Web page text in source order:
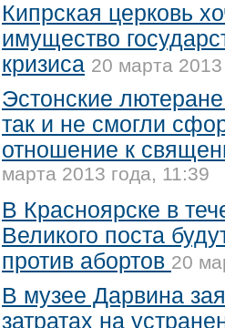
Кипрская церковь
имущество
кризиса 20 марта
Эстонские
так и не смогли
отношение к
марта 2013 года, 11:39
В Красноярске в
Великого поста
против абортов 20
В музее Дарвина
затратах на